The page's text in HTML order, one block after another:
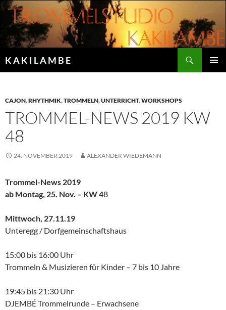
Zum
Inhalt
springen
K A K I L A M B E
CAJON,RHYTHMIK,TROMMELN,UNTERRICHT,WORKSHOPS
TROMMEL-NEWS 2019 KW
48
24. NOVEMBER 2019 ALEXANDER WIEDEMANN
Trommel-News 2019
ab Montag, 25. Nov. – KW 48
Mittwoch, 27.11.19
Unteregg / Dorfgemeinschaftshaus
15:00 bis 16:00 Uhr
Trommeln & Musizieren für Kinder – 7 bis 10 Jahre
19:45 bis 21:30 Uhr
DJEMBÉ Trommelrunde – Erwachsene